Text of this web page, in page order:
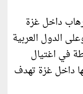
داخل غزة
الدول العربية
في اغتيال
داخل غزة تهدف